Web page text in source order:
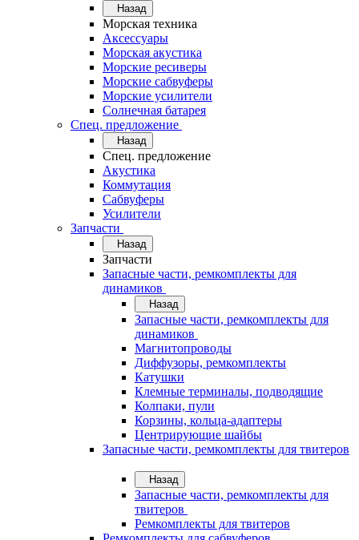
Назад
Морская техника
Аксессуары
Морская акустика
Морские ресиверы
Морские сабвуферы
Морские усилители
Солнечная батарея
Спец. предложение
Назад
Спец. предложение
Акустика
Коммутация
Сабвуферы
Усилители
Запчасти
Назад
Запчасти
Запасные части, ремкомплекты для
динамиков
Назад
Запасные части, ремкомплекты для
динамиков
Магнитопроводы
Диффузоры, ремкомплекты
Катушки
Клемные терминалы, подводящие
Колпаки, пули
Корзины, кольца-адаптеры
Центрирующие шайбы
Запасные части, ремкомплекты для твитеров
Назад
Запасные части, ремкомплекты для
твитеров
Ремкомплекты для твитеров